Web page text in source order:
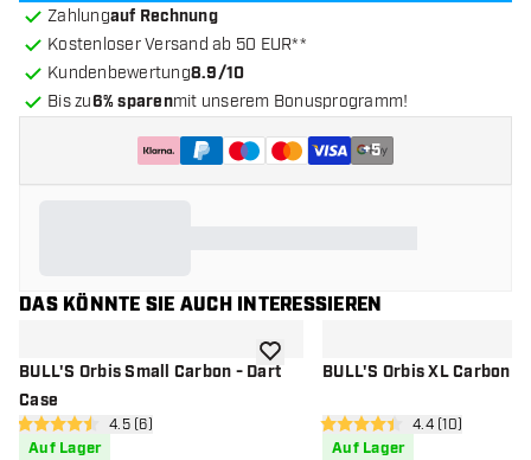
Zahlungauf Rechnung
Kostenloser Versand ab 50 EUR**
Kundenbewertung8.9/10
Bis zu6% sparenmit unserem Bonusprogramm!
+5
DAS KÖNNTE SIE AUCH INTERESSIEREN
BULL'S Orbis Small Carbon - Dart
Case
Bewertungsbereich öffnen
4.5 Bewertungssterne
4.5 (6)
Auf Lager
Zur Wunschliste hinzufügen
BULL'S Orbis XL Carbon -
4.4 Bewertungssterne
4.4 (10)
Auf Lager